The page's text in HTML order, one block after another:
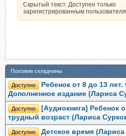
Скрытый текст. Доступен только
зарегистрированным
Похожие складчины
Доступно
Ребенок от 8 до 13
Дополненное издание (Лариса
Доступно
[Аудиокнига] Ребенок
трудный возраст (Лариса
Доступно Детское время